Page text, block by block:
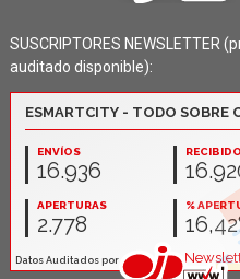
SUSCRIPTORES
auditado disponible):